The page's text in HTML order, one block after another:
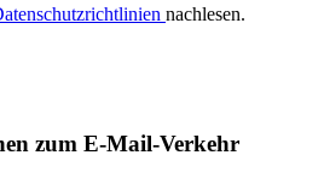
nachlesen.
zum E-Mail-Verkehr